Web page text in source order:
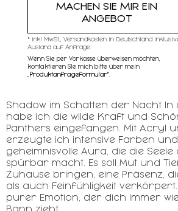
MACHEN SIE MIR EIN
ANGEBOT
* inkl MwSt,, Versandkosten in Deutschland
Ausland auf Anfrage
Wenn Sie per Vorkasse überweisen möchten,
kontaktieren SIe mich bitte über mein
Produktanfrageformular"
Shadow im Schatten der Nacht In
habe ich die wilde Kraft und
Panthers eingefangen. Mit Acryl
erzeugte ich intensive Farben
geheimnisvolle Aura, die die Seele
spürbar macht. Es soll Mut und
Zuhause bringen, eine Präsenz,
als auch Feinfühligkeit
purer Emotion, der dich immer